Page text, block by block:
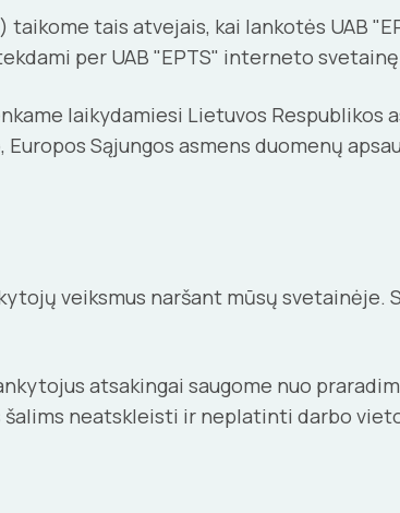
tais atvejais, kai lankotės UAB
per UAB "EPTS" interneto
laikydamiesi Lietuvos Respublikos
Sąjungos asmens duomenų
veiksmus naršant mūsų
atsakingai saugome nuo
neatskleisti ir neplatinti darbo